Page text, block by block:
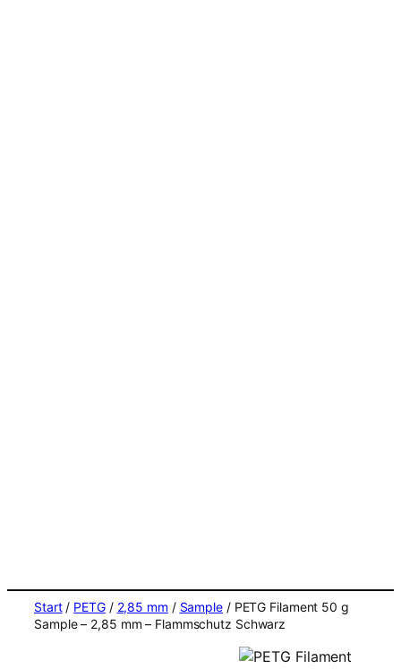
Start/ PETG/ 2,85 mm / Sample/ PETG Filament 50 g
Sample – 2,85 mm – Flammschutz Schwarz